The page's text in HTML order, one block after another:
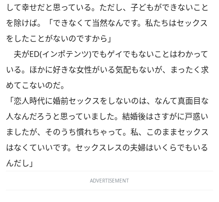
して幸せだと思っている。ただし、子どもができないこと
を除けば。「できなくて当然なんです。私たちはセックス
をしたことがないのですから」
夫がED(インポテンツ)でもゲイでもないことはわかって
いる。ほかに好きな女性がいる気配もないが、まったく求
めてこないのだ。
「恋人時代に婚前セックスをしないのは、なんて真面目な
人なんだろうと思っていました。結婚後はさすがに戸惑い
ましたが、そのうち慣れちゃって。私、このままセックス
はなくていいです。セックスレスの夫婦はいくらでもいる
んだし」
ADVERTISEMENT